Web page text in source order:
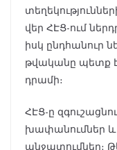
վեր ՀԷՑ-ում
իսկ ընդհանուր
թվականը պետք է
դրամի։
ՀԷՑ-ը
խափանումներ
անջատումներ։